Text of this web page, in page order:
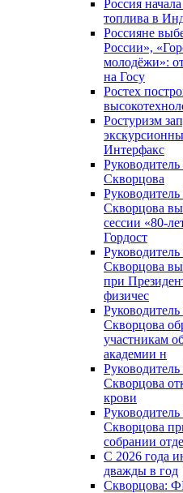
Россия
топлива в
Россияне
России»,
молодёжи»:
на Госу
Ростех
Ростуризм
Интерфакс
Скворцова
Скворцова
сессии «80-
Гордост
Скворцова
при
физичес
Скворцова
участникам
академии н
Скворцова
крови
Скворцова
собрании
С 2026 года
дважды в год
Скворцова: